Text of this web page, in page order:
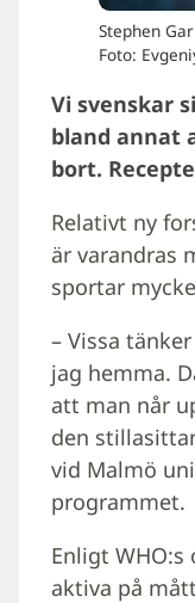
Stephen
Foto:
Vi svenskar
bland annat
bort.
Relativt ny
är varandras
sportar
– Vissa
jag hemma.
att man når
den
vid Malmö
programmet.
Enligt
aktiva på